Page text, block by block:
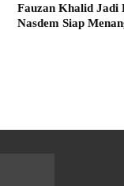
Fauzan Khalid Jadi
Nasdem Siap